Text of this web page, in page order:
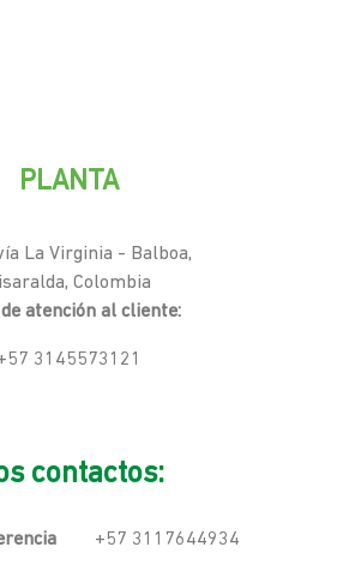
PLANTA
La Virginia - Balboa,
Colombia
atención al cliente:
3145573121
contactos:
+57 3117644934